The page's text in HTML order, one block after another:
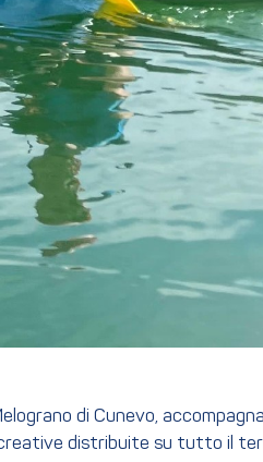
di Cunevo,
distribuite su tutto il